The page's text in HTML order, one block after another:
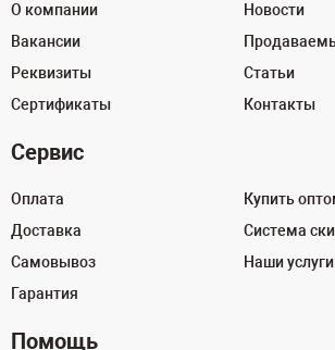
О компании
Вакансии
Реквизиты
Сертификаты
Новости
Статьи
Контакты
Сервис
Оплата
Доставка
Самовывоз
Гарантия
Купить
Система
Наши услуги
Помощь